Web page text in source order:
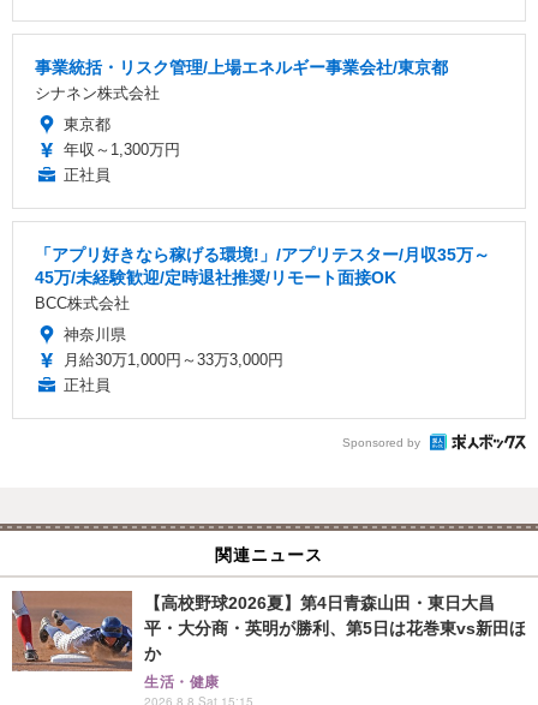
事業統括・リスク管理/上場エネルギー事業会社/東京都
シナネン株式会社
東京都
年収～1,300万円
正社員
「アプリ好きなら稼げる環境!」/アプリテスター/月収35万～
45万/未経験歓迎/定時退社推奨/リモート面接OK
BCC株式会社
神奈川県
月給30万1,000円～33万3,000円
正社員
Sponsored by
関連ニュース
【高校野球2026夏】第4日青森山田・東日大昌
平・大分商・英明が勝利、第5日は花巻東vs新田ほ
か
生活・健康